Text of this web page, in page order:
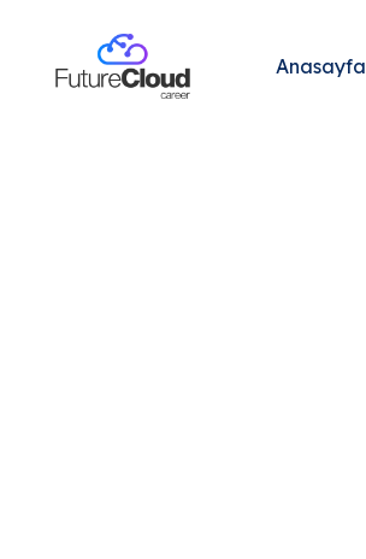
Anasayfa